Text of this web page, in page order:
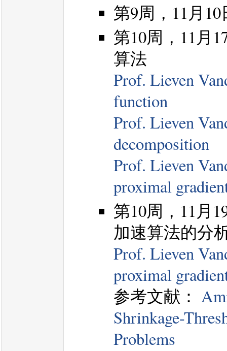
第9周，11月
第10周，11月
算法
Prof. Lieven
function
Prof. Lieven
decomposition
Prof. Lieven
proximal
第10周，11月
加速算法的分
Prof. Lieven
proximal
参考文献：
Shrinkage-
Problems